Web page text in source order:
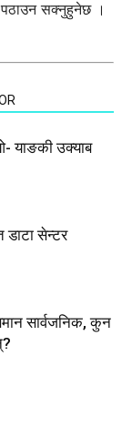
पठाउन सक्नुहुनेछ ।
याङकी उक्याब
सेन्टर
सार्वजनिक, कुन